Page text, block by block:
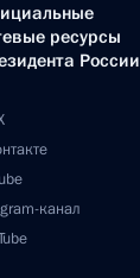
ресурсы
России
канал